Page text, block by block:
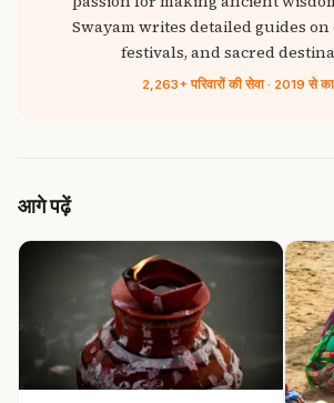
Swayam writes detailed guides on
festivals, and sacred
2,263+ परिवारों की सेवा · 2019 से
आगे पढ़ें